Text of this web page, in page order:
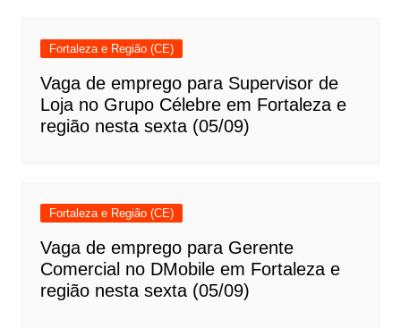
Fortaleza e Região (CE)
Vaga de emprego para Supervisor de
Loja no Grupo Célebre em Fortaleza e
região nesta sexta (05/09)
Fortaleza e Região (CE)
Vaga de emprego para Gerente
Comercial no DMobile em Fortaleza e
região nesta sexta (05/09)